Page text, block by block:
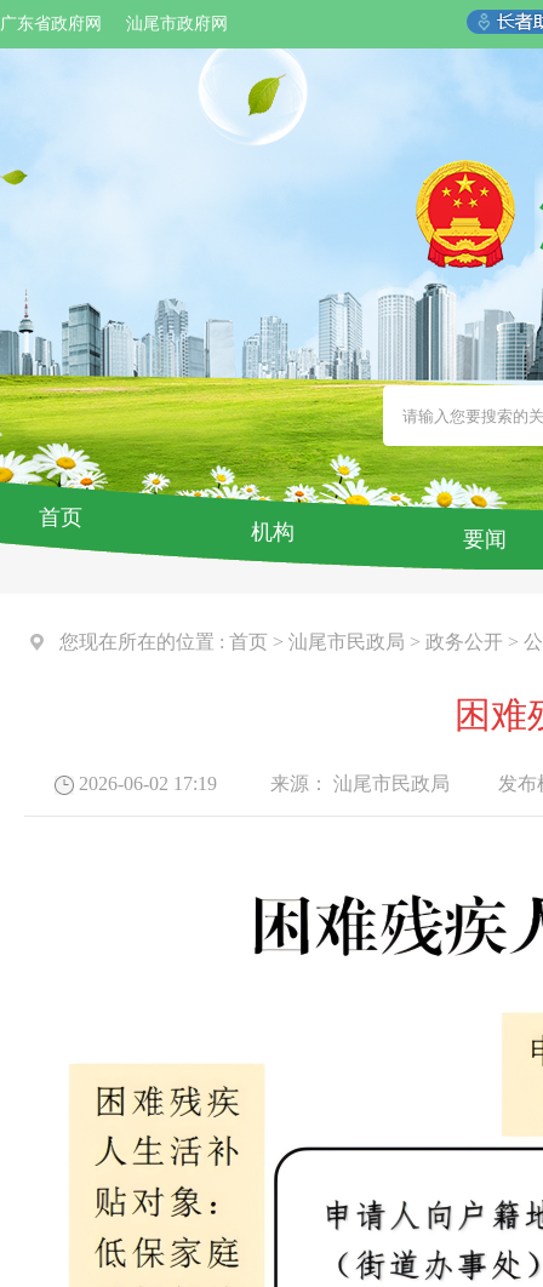
广东省政府网 汕尾市政府网
首页
机构 要闻
您现在所在的位置 : 首页 > 汕尾市民政局 > 政务公开 >
困难
2026-06-02 17:19 来源： 汕尾市民政局 发布